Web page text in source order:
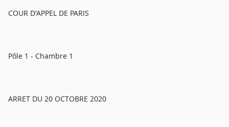
COUR D'APPEL DE PARIS
Pôle 1 - Chambre 1
ARRET DU 20 OCTOBRE 2020